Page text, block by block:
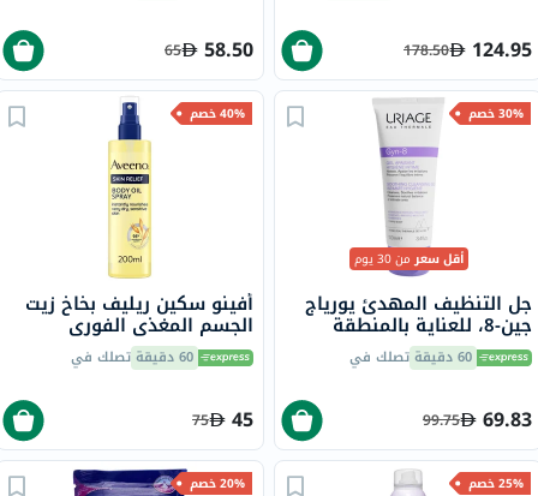
124.95
178.50
58.50
65
30% خصم
أقل سعرمن 30 يوم
جل التنظيف المهدئ يورياج
جين-8، للعناية بالمنطقة
الحميمة - 100 مل
60 دقيقة تصلك في
69.83
99.75
40% خصم
أفينو سكين ريليف بخاخ زيت
الجسم المغذي الفوري
مل 60 دقيقة تصلك في
45
75
25% خصم 20% خصم